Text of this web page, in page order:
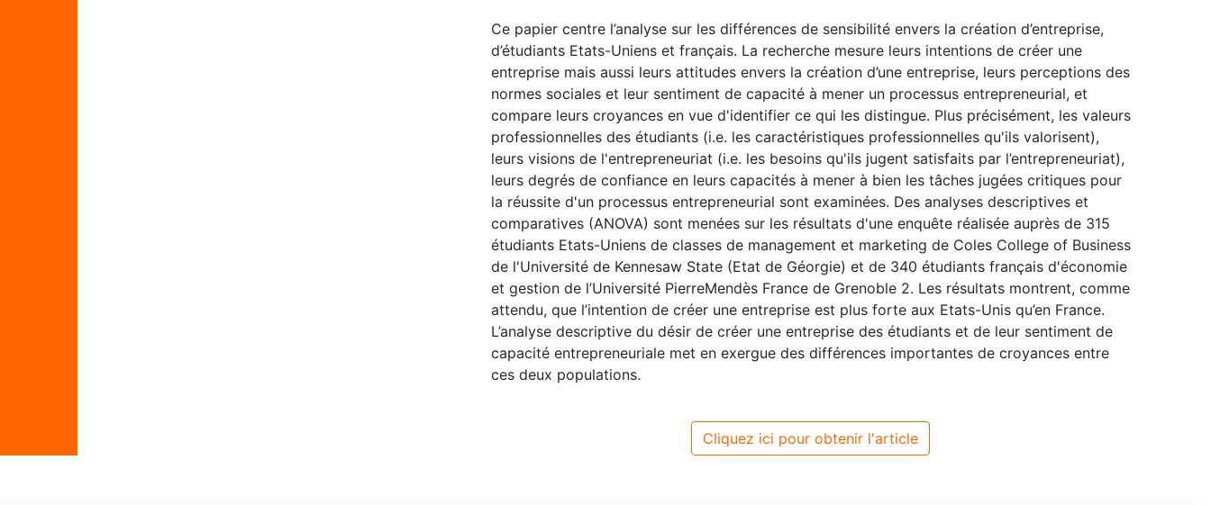
Ce papier centre l’analyse sur les différences de sensibilité envers la création d’entreprise,
d’étudiants Etats-Uniens et français. La recherche mesure leurs intentions de créer une
entreprise mais aussi leurs attitudes envers la création d’une entreprise, leurs perceptions des
normes sociales et leur sentiment de capacité à mener un processus entrepreneurial, et
compare leurs croyances en vue d'identifier ce qui les distingue. Plus précisément, les valeurs
professionnelles des étudiants (i.e. les caractéristiques professionnelles qu'ils valorisent),
leurs visions de l'entrepreneuriat (i.e. les besoins qu'ils jugent satisfaits par l’entrepreneuriat),
leurs degrés de confiance en leurs capacités à mener à bien les tâches jugées critiques pour
la réussite d'un processus entrepreneurial sont examinées. Des analyses descriptives et
comparatives (ANOVA) sont menées sur les résultats d'une enquête réalisée auprès de 315
étudiants Etats-Uniens de classes de management et marketing de Coles College of Business
de l'Université de Kennesaw State (Etat de Géorgie) et de 340 étudiants français d'économie
et gestion de l’Université PierreMendès France de Grenoble 2. Les résultats montrent, comme
attendu, que l’intention de créer une entreprise est plus forte aux Etats-Unis qu’en France.
L’analyse descriptive du désir de créer une entreprise des étudiants et de leur sentiment de
capacité entrepreneuriale met en exergue des différences importantes de croyances entre
ces deux populations.
Cliquez ici pour obtenir l'article